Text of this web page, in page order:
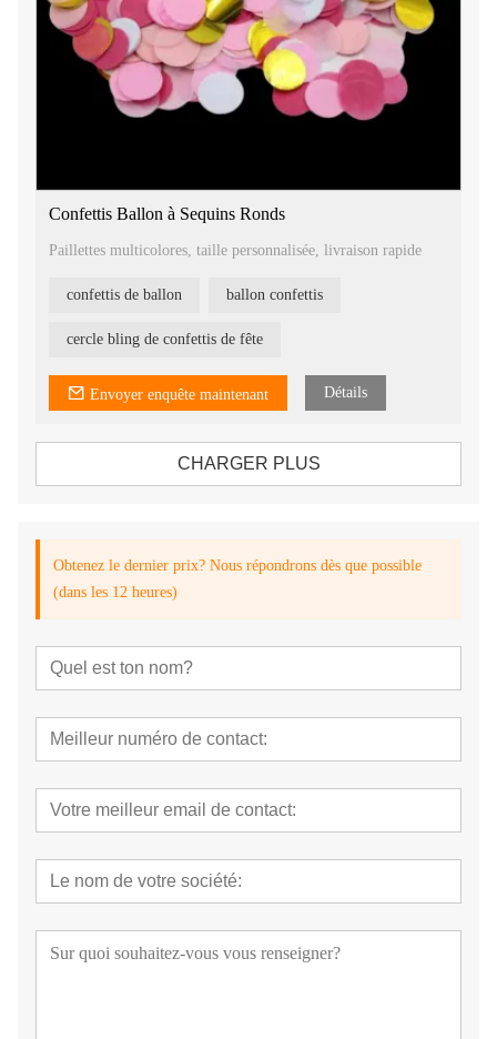
Confettis Ballon à Sequins Ronds
Paillettes multicolores, taille personnalisée, livraison rapide
confettis de ballon ballon confettis
cercle bling de confettis de fête
Envoyer enquête maintenant Détails
CHARGER PLUS
Obtenez le dernier prix? Nous répondrons dès que possible
(dans les 12 heures)